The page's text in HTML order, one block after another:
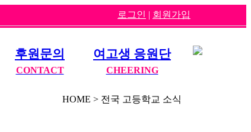
로그인 | 회원가입
후원문의
CONTACT
여고생 응원단
CHEERING
HOME > 전국 고등학교 소식